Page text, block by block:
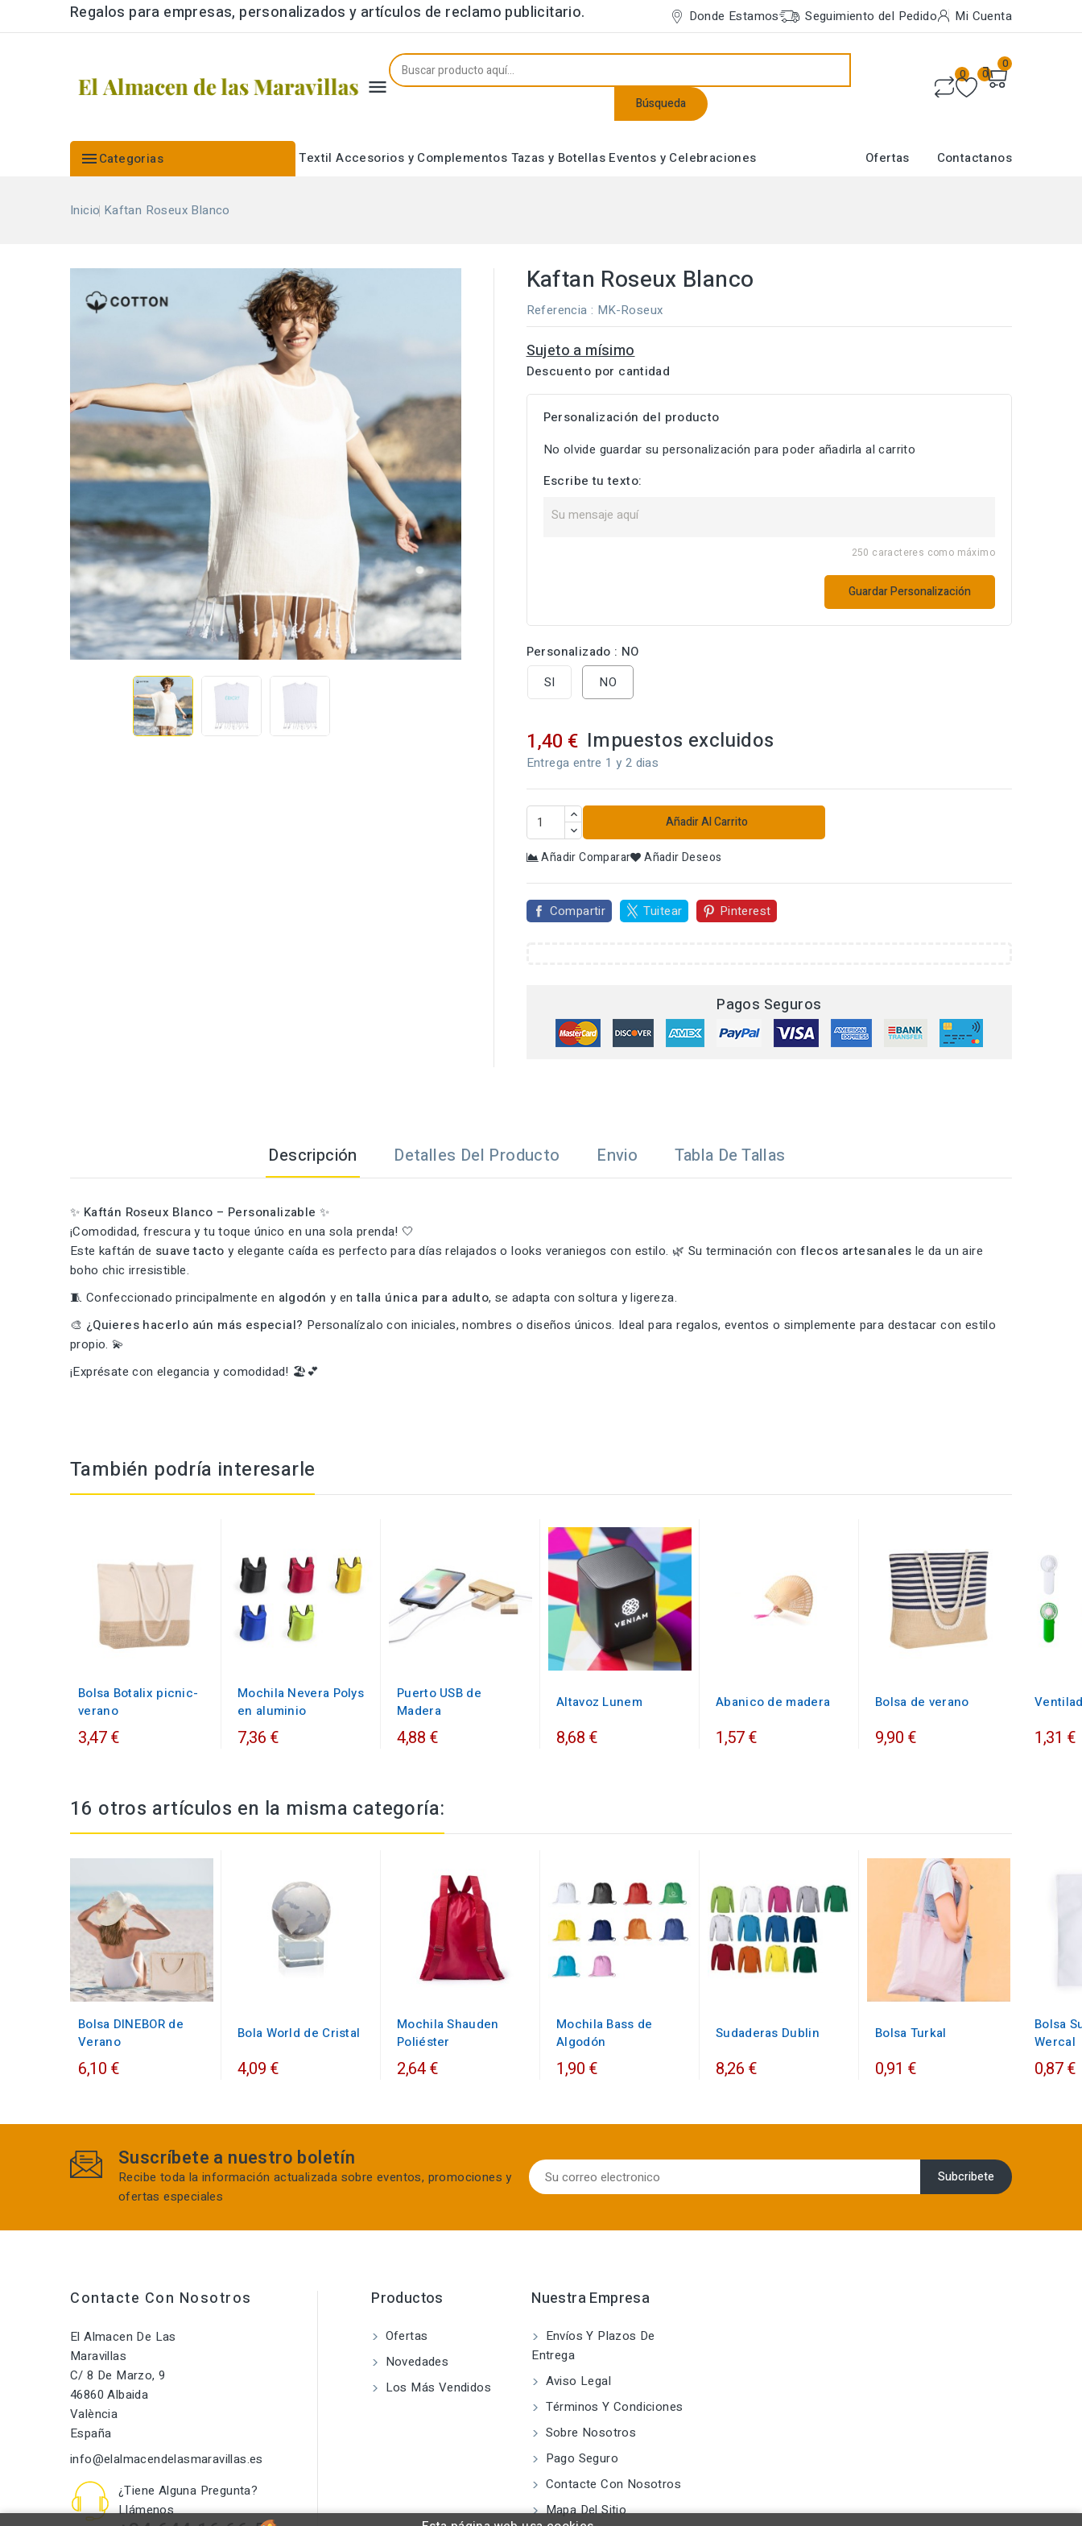
Regalos para empresas, personalizados y artículos de reclamo publicitario. Donde Estamos Seguimiento del Pedido Mi Cuenta

Búsqueda
0 0
0
Categorias Textil Accesorios y Complementos Tazas y Botellas Eventos y Celebraciones Ofertas Contactanos
Inicio Kaftan Roseux Blanco

Kaftan Roseux Blanco
Referencia : MK-Roseux
Sujeto a mísimo
Descuento por cantidad
Personalización del producto
No olvide guardar su personalización para poder añadirla al carrito
Escribe tu texto:
250 caracteres como máximo
Guardar Personalización
Personalizado : NO
SI
NO
1,40 € Impuestos excluidos
Entrega entre 1 y 2 dias
Añadir Al Carrito
Añadir Comparar Añadir Deseos
Compartir Tuitear Pinterest
Pagos Seguros
Descripción Detalles Del Producto Envio Tabla De Tallas
✨ Kaftán Roseux Blanco – Personalizable ✨
¡Comodidad, frescura y tu toque único en una sola prenda! 🤍
Este kaftán de suave tacto y elegante caída es perfecto para días relajados o looks veraniegos con estilo. 🌿 Su terminación conflecos artesanales le da un aire
boho chic irresistible.
🧵 Confeccionado principalmente en algodón y entalla única para adulto, se adapta con soltura y ligereza.
🎨 ¿Quieres hacerlo aún más especial? Personalízalo con iniciales, nombres o diseños únicos. Ideal para regalos, eventos o simplemente para destacar con estilo
propio. 💫
¡Exprésate con elegancia y comodidad! 🏖️💕
También podría interesarle
Bolsa Botalix picnic-
verano
3,47 €
Mochila Nevera Polys
en aluminio
7,36 €
Puerto USB de
Madera
4,88 €
Altavoz Lunem
8,68 €
Abanico de madera
1,57 €
Bolsa de verano
9,90 € 1,31 €
16 otros artículos en la misma categoría:
Bolsa DINEBOR de
Verano
6,10 €
Bola World de Cristal
4,09 €
Mochila Shauden
Poliéster
2,64 €
Mochila Bass de
Algodón
1,90 €
Sudaderas Dublin
8,26 €
Bolsa Turkal
0,91 €
Bolsa
Wercal
0,87 €
Suscríbete a nuestro boletín
Recibe toda la información actualizada sobre eventos, promociones y
ofertas especiales
Contacte Con Nosotros
El Almacen De Las
Maravillas
C/ 8 De Marzo, 9
46860 Albaida
València
España
info@elalmacendelasmaravillas.es
¿Tiene Alguna Pregunta?
Llámenos
Productos
Ofertas
Novedades
Los Más Vendidos
Nuestra Empresa
Envíos Y Plazos De
Entrega
Aviso Legal
Términos Y Condiciones
Sobre Nosotros
Pago Seguro
Contacte Con Nosotros
Mapa Del Sitio